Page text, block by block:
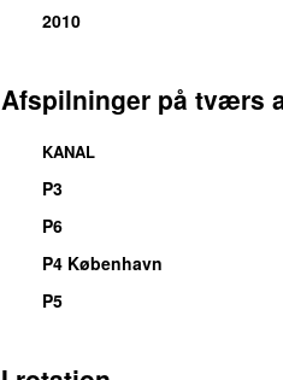
2010
Afspilninger på tværs
KANAL
P3
P6
P4 København
P5